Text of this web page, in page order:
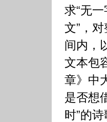
求“无
文”，
间内，
文本包
章》中
是否想
时”的